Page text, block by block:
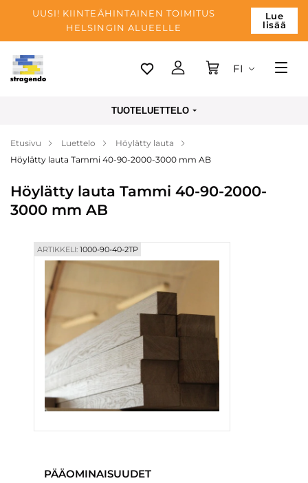
UUSI! KIINTEÄHINTAINEN TOIMITUS
HELSINGIN ALUEELLE
Lue
lisää
Tallinn
Maksu
Blogi
FI
TUOTELUETTELO
Etusivu Luettelo
Höylätty lauta
Höylätty lauta Tammi 40-90-2000-3000 mm AB
Höylätty lauta Tammi 40-90-2000-
3000 mm AB
ARTIKKELI:1000-90-40-2TP
PÄÄOMINAISUUDET